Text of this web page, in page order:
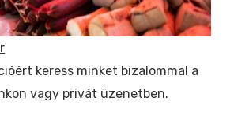
keress minket bizalommal a
vagy privát üzenetben.